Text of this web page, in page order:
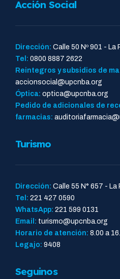
Acción Social
Dirección: Calle 50 Nº 901 - La
Tel: 0800 8887 2622
Reintegros y subsidios de
accionsocial@upcnba.org
Óptica: optica@upcnba.org
Pedido de adicionales de
farmacias:
Turismo
Dirección: Calle 55 N° 657 - La
Tel: 221 427 0590
WhatsApp: 221 599 0131
Email: turismo@upcnba.org
Horario de atención: 8.00 a
Legajo: 9408
Seguinos